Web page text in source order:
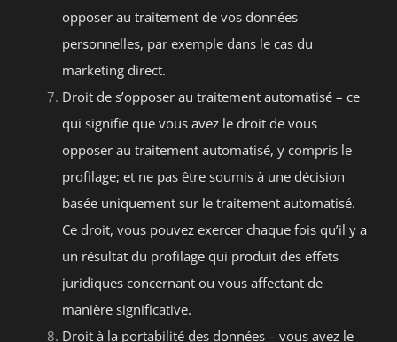
opposer au traitement de vos données
personnelles, par exemple dans le cas du
marketing direct.
Droit de s’opposer au traitement automatisé – ce
qui signifie que vous avez le droit de vous
opposer au traitement automatisé, y compris le
profilage; et ne pas être soumis à une décision
basée uniquement sur le traitement automatisé.
Ce droit, vous pouvez exercer chaque fois qu’il y a
un résultat du profilage qui produit des effets
juridiques concernant ou vous affectant de
manière significative.
Droit à la portabilité des données – vous avez le